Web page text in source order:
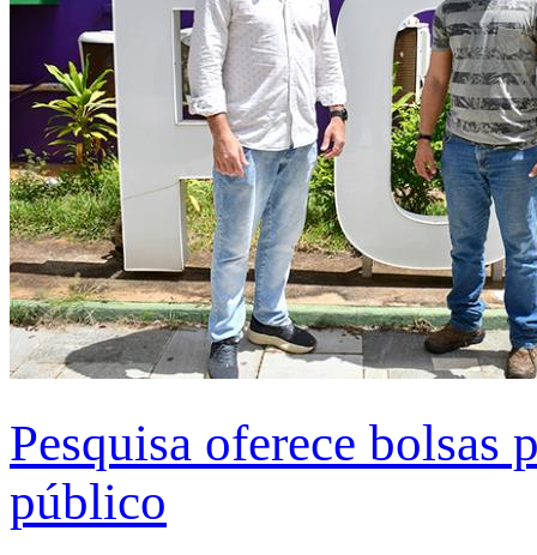
Pesquisa oferece bolsas
público